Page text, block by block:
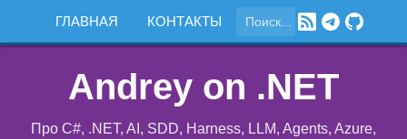
ГЛАВНАЯ КОНТАКТЫ
Andrey on .NET
Про C#, .NET, AI, SDD, Harness, LLM, Agents, Azure,